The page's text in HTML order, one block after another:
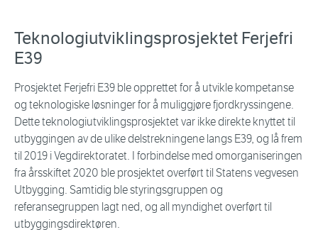
Teknologiutviklingsprosjektet Ferjefri
E39
Prosjektet Ferjefri E39 ble opprettet for å utvikle kompetanse
og teknologiske løsninger for å muliggjøre fjordkryssingene.
Dette teknologiutviklingsprosjektet var ikke direkte knyttet til
utbyggingen av de ulike delstrekningene langs E39, og lå frem
til 2019 i Vegdirektoratet. I forbindelse med omorganiseringen
fra årsskiftet 2020 ble prosjektet overført til Statens vegvesen
Utbygging. Samtidig ble styringsgruppen og
referansegruppen lagt ned, og all myndighet overført til
utbyggingsdirektøren.